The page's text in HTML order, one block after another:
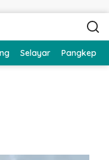
Selayar Pangkep